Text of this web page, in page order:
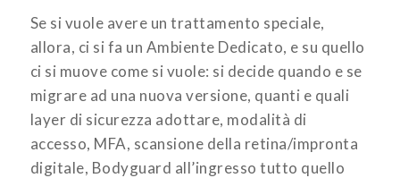
Se si vuole avere un trattamento speciale,
allora, ci si fa un Ambiente Dedicato, e su quello
ci si muove come si vuole: si decide quando e se
migrare ad una nuova versione, quanti e quali
layer di sicurezza adottare, modalità di
accesso, MFA, scansione della retina/impronta
digitale, Bodyguard all’ingresso tutto quello